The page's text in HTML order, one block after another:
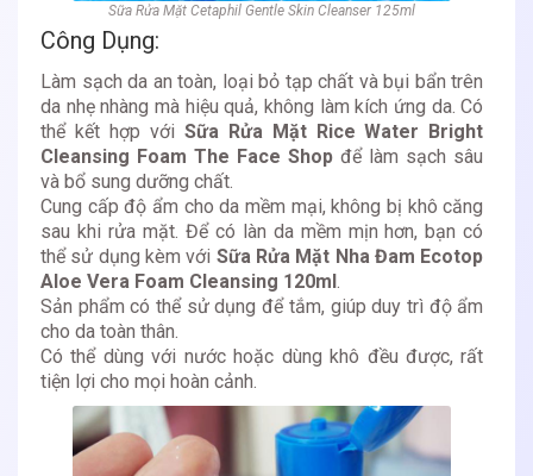
Sữa Rửa Mặt Cetaphil Gentle Skin Cleanser 125ml
Công Dụng:
Làm sạch da an toàn, loại bỏ tạp chất và bụi bẩn trên
da nhẹ nhàng mà hiệu quả, không làm kích ứng da. Có
thể kết hợp với Sữa Rửa Mặt Rice Water Bright
Cleansing Foam The Face Shop để làm sạch sâu
và bổ sung dưỡng chất.
Cung cấp độ ẩm cho da mềm mại, không bị khô căng
sau khi rửa mặt. Để có làn da mềm mịn hơn, bạn có
thể sử dụng kèm với Sữa Rửa Mặt Nha Đam Ecotop
Aloe Vera Foam Cleansing 120ml .
Sản phẩm có thể sử dụng để tắm, giúp duy trì độ ẩm
cho da toàn thân.
Có thể dùng với nước hoặc dùng khô đều được, rất
tiện lợi cho mọi hoàn cảnh.